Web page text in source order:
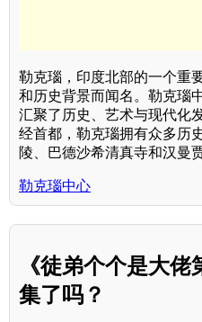
勒克瑙，印度北部的一个重
和历史背景而闻名。勒克瑙
汇聚了历史、艺术与现代化
经首都，勒克瑙拥有众多历
陵、巴德沙希清真寺和汉曼
勒克瑙中心
《徒弟个个是大
集了吗？